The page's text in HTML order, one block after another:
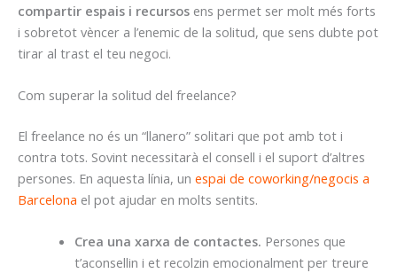
compartir espais i recursos ens permet ser molt més forts
i sobretot vèncer a l’enemic de la solitud, que sens dubte pot
tirar al trast el teu negoci.
Com superar la solitud del freelance?
El freelance no és un “llanero” solitari que pot amb tot i
contra tots. Sovint necessitarà el consell i el suport d’altres
persones. En aquesta línia, un espai de coworking/negocis a
Barcelona el pot ajudar en molts sentits.
Crea una xarxa de contactes. Persones que
t’aconsellin i et recolzin emocionalment per treure